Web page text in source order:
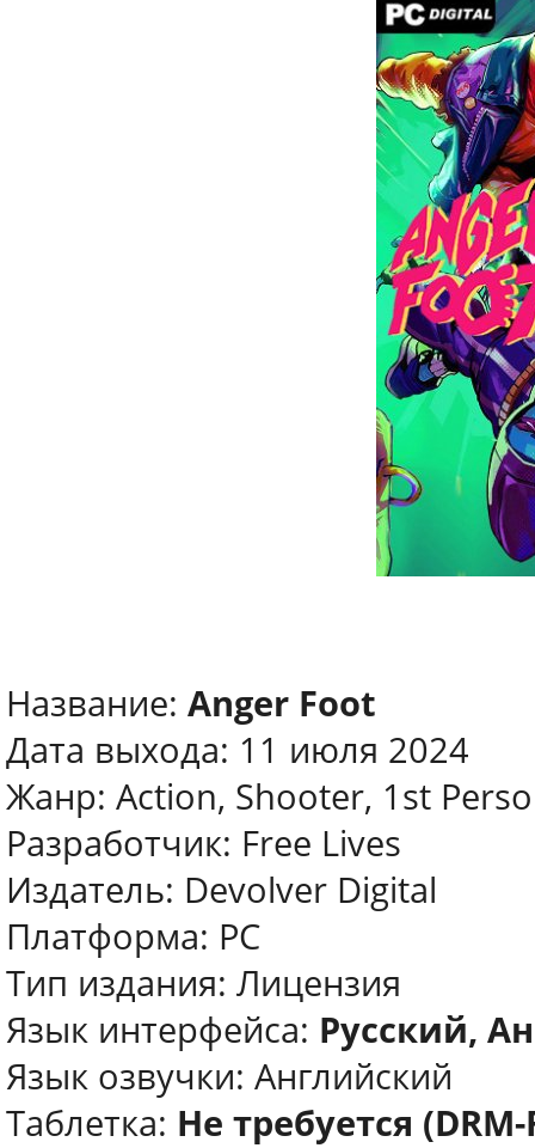
Название: Anger Foot
Дата выхода: 11 июля 2024
Жанр: Action, Shooter, 1st
Разработчик: Free Lives
Издатель: Devolver Digital
Платформа: PC
Тип издания: Лицензия
Язык интерфейса: Русский,
Язык озвучки: Английский
Таблетка: Не требуется